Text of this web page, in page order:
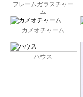
フレームガラスチャー
ム
カメオチャーム
ハウス